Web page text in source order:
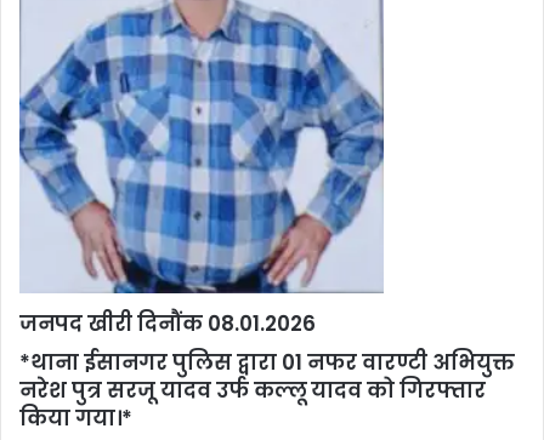
जनपद खीरी दिनाैंक 08.01.2026
*थाना ईसानगर पुलिस द्वारा 01 नफर वारण्टी अभियुक्त
नरेश पुत्र सरजू यादव उर्फ कल्लू यादव को गिरफ्तार
किया गया।*